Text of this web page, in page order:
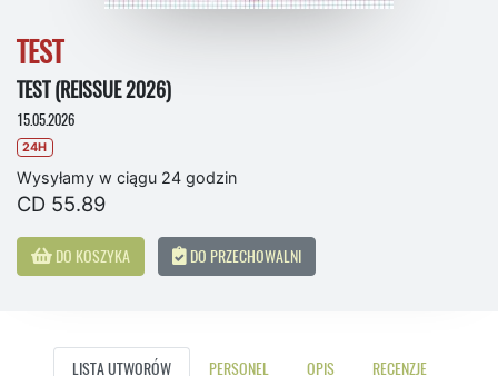
TEST
TEST (REISSUE 2026)
15.05.2026
24H
Wysyłamy w ciągu 24 godzin
CD 55.89
DO KOSZYKA DO PRZECHOWALNI
LISTA UTWORÓW PERSONEL OPIS RECENZJE